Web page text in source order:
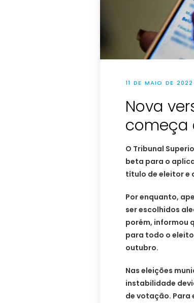
11 DE MAIO DE 2022
Nova
começa
O Tribunal
beta para o
título de eleitor e
Por enquanto,
ser escolhidos
porém, informou
para todo o
outubro.
Nas eleições
instabilidade
de votação. Para